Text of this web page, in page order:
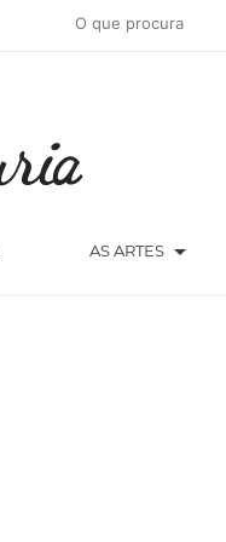
AS ARTES arrow_drop_down